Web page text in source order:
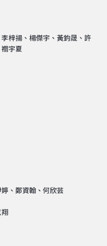
梓揚、楊傑宇、黃鈞晟、許
宇夏
、鄭資翰、何欣芸